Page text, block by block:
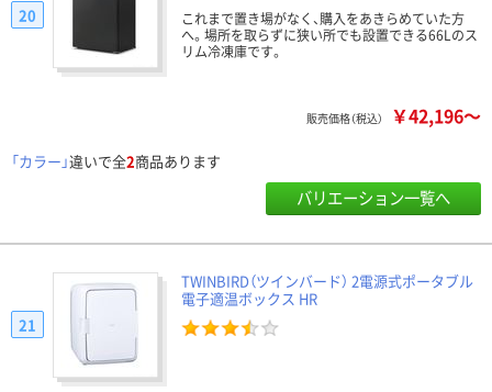
これまで置き場がなく、購入をあきらめていた方
へ。場所を取らずに狭い所でも設置できる66Lのス
リム冷凍庫です。
20
販売価格（税込） ￥42,196～
「カラー」違いで全2商品あります
バリエーション一覧へ
TWINBIRD（ツインバード） 2電源式ポータブル
電子適温ボックス HR
21